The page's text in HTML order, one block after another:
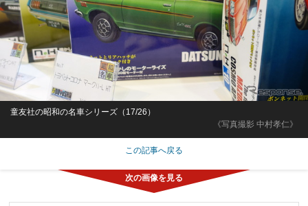
《写真撮影 中村孝仁》
童友社の昭和の名車シリーズ（17/26）
この記事へ戻る